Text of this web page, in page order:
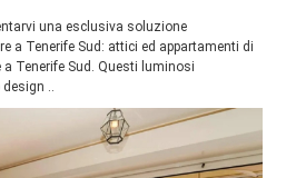
una esclusiva soluzione
a Tenerife Sud: attici ed appartamenti di
Tenerife Sud. Questi luminosi
..